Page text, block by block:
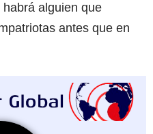
alguien que
antes que en